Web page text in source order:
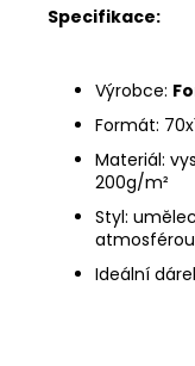
Specifikace:
Výrobce:
Formát:
Materiál:
200g/m²
Styl:
atmosférou
Ideální